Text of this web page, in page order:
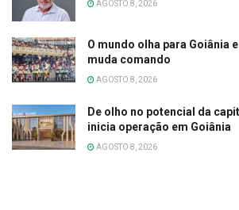
AGOSTO 8, 2026
O mundo olha para Goiânia
muda comando
AGOSTO 8, 2026
De olho no potencial da
inicia operação em Goiânia
AGOSTO 8, 2026